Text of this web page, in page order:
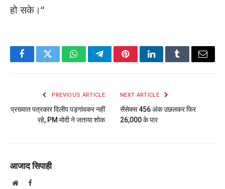
हो सके।“
FacebookTwitterWhatsAppTelegramPinterestLinkedInTumblrEmail
PREVIOUS ARTICLE
प्रख्यात पत्रकार दिलीप पड़गांवकर नहीं
रहे, PM मोदी ने जताया शोक
NEXT ARTICLE
सेंसेक्स 456 अंक उछलकर फिर
26,000 के पार
आजाद सिपाही
WebsiteFacebook